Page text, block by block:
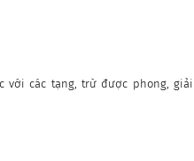
với các tạng, trừ được phong, giải